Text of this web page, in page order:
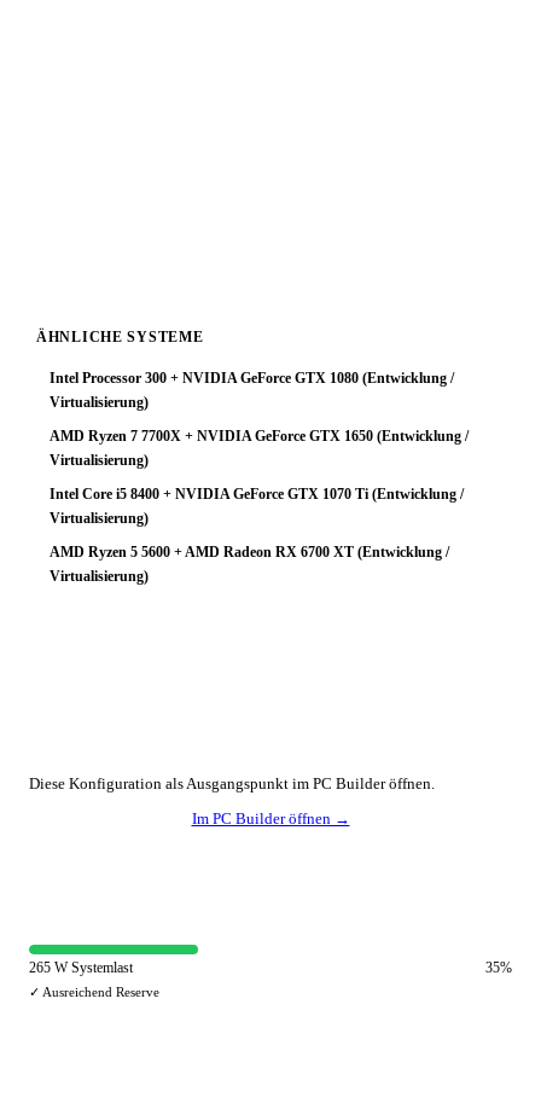
ÄHNLICHE SYSTEME
Intel Processor 300 + NVIDIA GeForce GTX 1080 (Entwicklung /
Virtualisierung)
AMD Ryzen 7 7700X + NVIDIA GeForce GTX 1650 (Entwicklung /
Virtualisierung)
Intel Core i5 8400 + NVIDIA GeForce GTX 1070 Ti (Entwicklung /
Virtualisierung)
AMD Ryzen 5 5600 + AMD Radeon RX 6700 XT (Entwicklung /
Virtualisierung)
Diese Konfiguration als Ausgangspunkt im PC Builder öffnen.
Im PC Builder öffnen →
265 W Systemlast 35%
✓ Ausreichend Reserve